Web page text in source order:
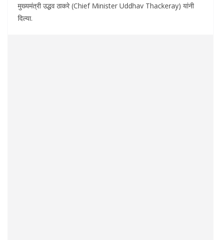
मुख्यमंत्री उद्धव ठाकरे (Chief Minister Uddhav Thackeray) यांनी
दिल्या.